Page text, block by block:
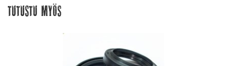
Tutustu myös